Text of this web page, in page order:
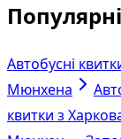
Автобусні
Мюнхена
квитки з